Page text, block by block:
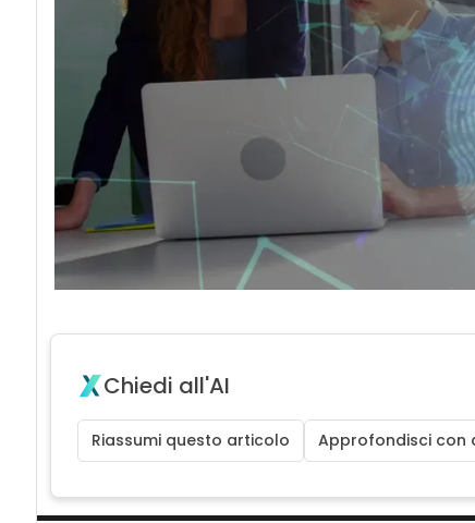
Chiedi all'AI
Riassumi questo articolo Approfondisci con